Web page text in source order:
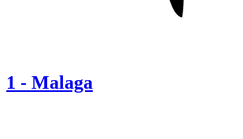
1 - Malaga